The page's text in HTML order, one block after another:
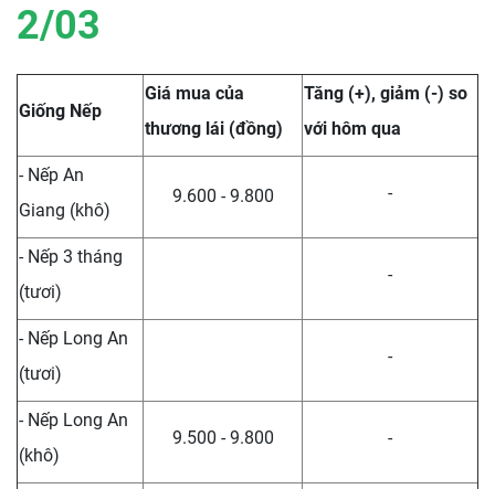
2/03
Giống Nếp
Giá mua của
thương lái (đồng)
Tăng (+), giảm (-) so
với hôm qua
- Nếp An
Giang (khô)
9.600 - 9.800 -
- Nếp 3 tháng
(tươi)
-
- Nếp Long An
(tươi)
-
- Nếp Long An
(khô)
9.500 - 9.800 -